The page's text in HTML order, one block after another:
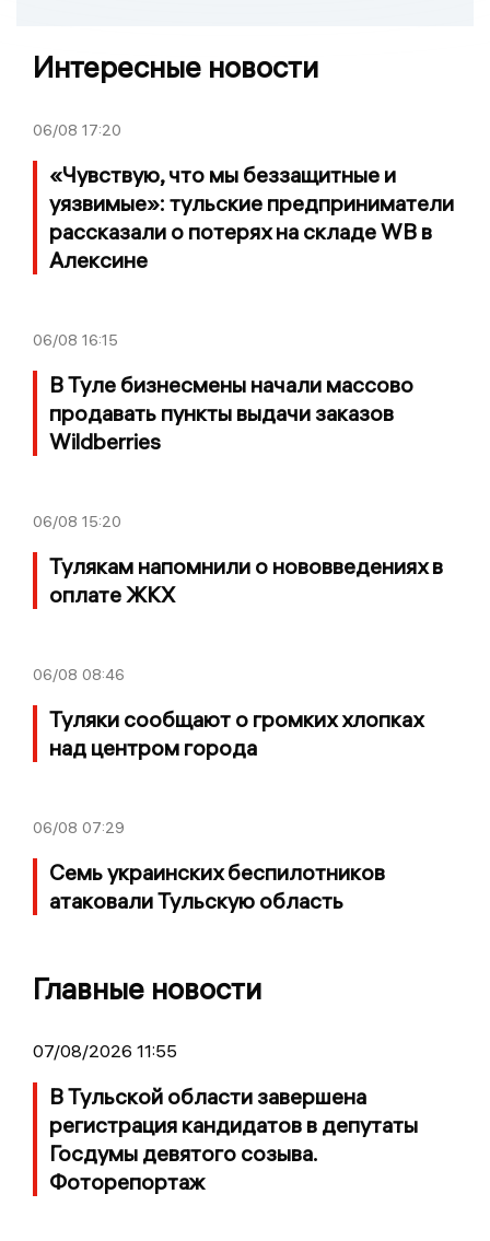
Интересные новости
06/08 17:20
«Чувствую, что мы беззащитные и
уязвимые»: тульские предприниматели
рассказали о потерях на складе WB в
Алексине
06/08 16:15
В Туле бизнесмены начали массово
продавать пункты выдачи заказов
Wildberries
06/08 15:20
Тулякам напомнили о нововведениях в
оплате ЖКХ
06/08 08:46
Туляки сообщают о громких хлопках
над центром города
06/08 07:29
Семь украинских беспилотников
атаковали Тульскую область
Главные новости
07/08/2026 11:55
В Тульской области завершена
регистрация кандидатов в депутаты
Госдумы девятого созыва.
Фоторепортаж